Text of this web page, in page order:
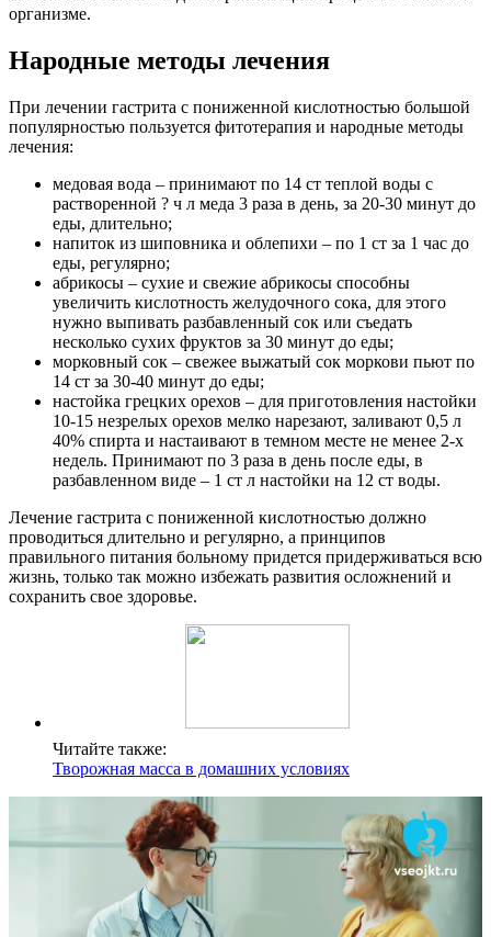
организме.
Народные методы лечения
При лечении гастрита с пониженной кислотностью большой
популярностью пользуется фитотерапия и народные методы
лечения:
медовая вода – принимают по 14 ст теплой воды с
растворенной ? ч л меда 3 раза в день, за 20-30 минут до
еды, длительно;
напиток из шиповника и облепихи – по 1 ст за 1 час до
еды, регулярно;
абрикосы – сухие и свежие абрикосы способны
увеличить кислотность желудочного сока, для этого
нужно выпивать разбавленный сок или съедать
несколько сухих фруктов за 30 минут до еды;
морковный сок – свежее выжатый сок моркови пьют по
14 ст за 30-40 минут до еды;
настойка грецких орехов – для приготовления настойки
10-15 незрелых орехов мелко нарезают, заливают 0,5 л
40% спирта и настаивают в темном месте не менее 2-х
недель. Принимают по 3 раза в день после еды, в
разбавленном виде – 1 ст л настойки на 12 ст воды.
Лечение гастрита с пониженной кислотностью должно
проводиться длительно и регулярно, а принципов
правильного питания больному придется придерживаться всю
жизнь, только так можно избежать развития осложнений и
сохранить свое здоровье.
Читайте также:
Творожная масса в домашних условиях